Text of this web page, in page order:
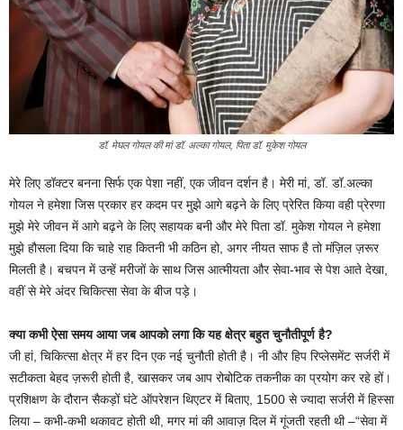
डॉ. मेघल गोयल की मां डॉ. अल्का गोयल, पिता डॉ. मुकेश गोयल
मेरे लिए डॉक्टर बनना सिर्फ एक पेशा नहीं, एक जीवन दर्शन है। मेरी मां, डॉ. डॉ.अल्का
गोयल ने हमेशा जिस प्रकार हर कदम पर मुझे आगे बढ़ने के लिए प्रेरित किया वही प्रेरणा
मुझे मेरे जीवन में आगे बढ़ने के लिए सहायक बनी और मेरे पिता डॉ. मुकेश गोयल ने हमेशा
मुझे हौसला दिया कि चाहे राह कितनी भी कठिन हो, अगर नीयत साफ है तो मंज़िल ज़रूर
मिलती है। बचपन में उन्हें मरीजों के साथ जिस आत्मीयता और सेवा-भाव से पेश आते देखा,
वहीं से मेरे अंदर चिकित्सा सेवा के बीज पड़े।
क्या कभी ऐसा समय आया जब आपको लगा कि यह क्षेत्र बहुत चुनौतीपूर्ण है?
जी हां, चिकित्सा क्षेत्र में हर दिन एक नई चुनौती होती है। नी और हिप रिप्लेसमेंट सर्जरी में
सटीकता बेहद ज़रूरी होती है, खासकर जब आप रोबोटिक तकनीक का प्रयोग कर रहे हों।
प्रशिक्षण के दौरान सैकड़ों घंटे ऑपरेशन थिएटर में बिताए, 1500 से ज्यादा सर्जरी में हिस्सा
लिया – कभी-कभी थकावट होती थी, मगर मां की आवाज़ दिल में गूंजती रहती थी –“सेवा में